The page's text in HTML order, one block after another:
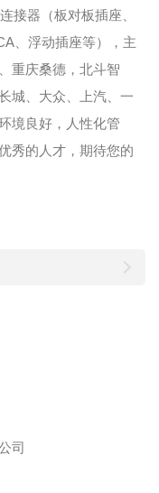
接器（板对板插座、
、浮动插座等），主
重庆桑德，北斗智
城、大众、上汽、一
境良好，人性化管
秀的人才，期待您的
司